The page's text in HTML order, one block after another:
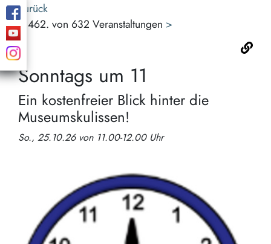
Zurück
< 462. von 632 Veranstaltungen >
Sonntags um 11
Ein kostenfreier Blick hinter die
Museumskulissen!
So., 25.10.26 von 11.00-12.00 Uhr